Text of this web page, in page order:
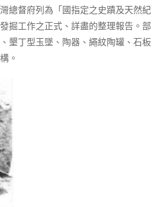
總督府列為「國指定之史蹟及天然紀
掘工作之正式、詳盡的整理報告。部
墾丁型玉墜、陶器、繩紋陶罐、石板
。